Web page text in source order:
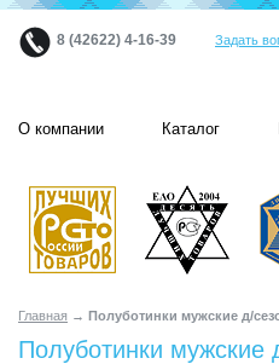
8 (42622) 4-16-39 Задать
О компании Каталог
Главная → Полуботинки мужские д/
Полуботинки мужские